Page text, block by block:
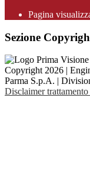
Pagina
Sezione
Copyright 2026 |
Parma S.p.A. |
Disclaimer